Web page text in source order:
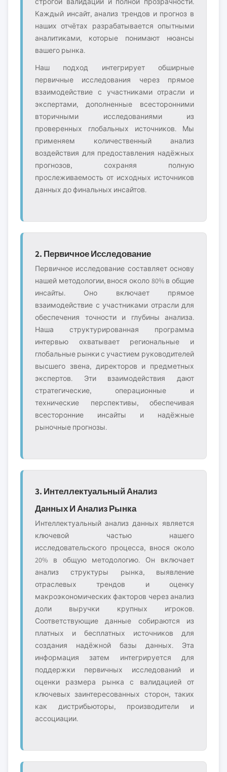
Каждый инсайт, анализ трендов и прогноз в
наших отчётах разрабатывается опытными
аналитиками, которые понимают нюансы
вашего рынка.
Наш подход интегрирует обширные
первичные исследования через прямое
взаимодействие с участниками отрасли и
экспертами, дополненные всесторонними
вторичными исследованиями из
проверенных глобальных источников. Мы
применяем количественный анализ
воздействия для предоставления надёжных
прогнозов, сохраняя полную
прослеживаемость от исходных источников
данных до финальных инсайтов.
2. Первичное Исследование
Первичное исследование составляет основу
нашей методологии, внося около 80% в общие
инсайты. Оно включает прямое
взаимодействие с участниками отрасли для
обеспечения точности и глубины анализа.
Наша структурированная программа
интервью охватывает региональные и
глобальные рынки с участием руководителей
высшего звена, директоров и предметных
экспертов. Эти взаимодействия дают
стратегические, операционные и
технические перспективы, обеспечивая
всесторонние инсайты и надёжные
рыночные прогнозы.
3. Интеллектуальный Анализ
Данных И Анализ Рынка
Интеллектуальный анализ данных является
ключевой частью нашего
исследовательского процесса, внося около
20% в общую методологию. Он включает
анализ структуры рынка, выявление
отраслевых трендов и оценку
макроэкономических факторов через анализ
доли выручки крупных игроков.
Соответствующие данные собираются из
платных и бесплатных источников для
создания надёжной базы данных. Эта
информация затем интегрируется для
поддержки первичных исследований и
оценки размера рынка с валидацией от
ключевых заинтересованных сторон, таких
как дистрибьюторы, производители и
ассоциации.